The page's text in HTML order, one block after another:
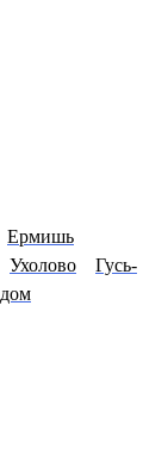
Ермишь
Ухолово
Гусь-